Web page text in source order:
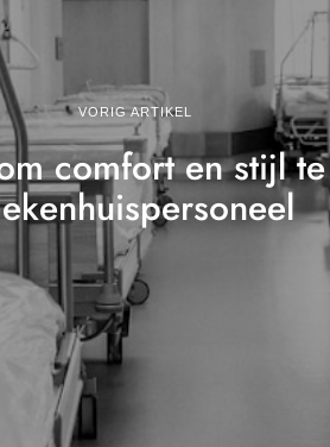
VORIG ARTIKEL
comfort en stijl